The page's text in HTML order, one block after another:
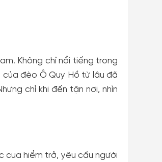
Không chỉ nổi tiếng trong
đèo Ô Quy Hồ từ lâu đã
chỉ khi đến tận nơi, nhìn
cua hiểm trở, yêu cầu người